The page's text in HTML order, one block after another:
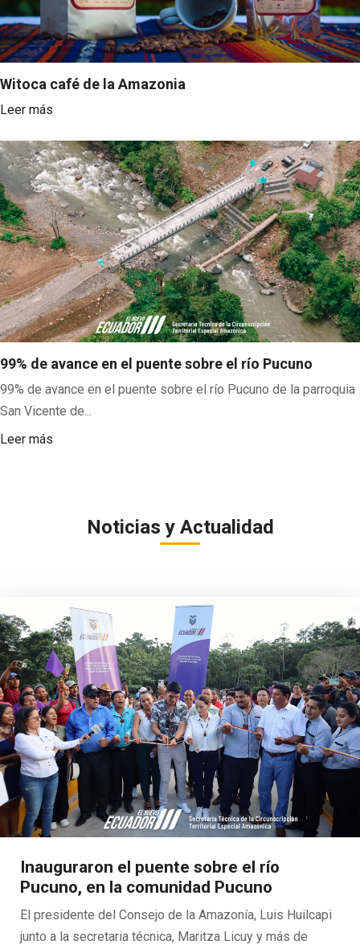
Witoca café de la Amazonia
Leer más
99% de avance en el puente sobre el río Pucuno
99% de avance en el puente sobre el río Pucuno de la parroquia
San Vicente de...
Leer más
Noticias y Actualidad
Inauguraron el puente sobre el río
Pucuno, en la comunidad Pucuno
El presidente del Consejo de la Amazonía, Luis Huilcapi
junto a la secretaria técnica, Maritza Licuy y más de